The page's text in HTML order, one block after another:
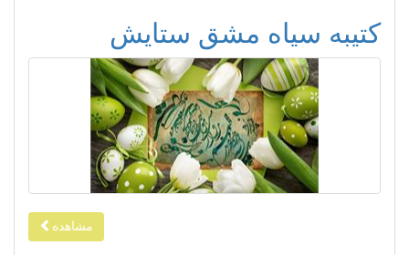
کتیبه سیاه مشق ستایش
مشاهده